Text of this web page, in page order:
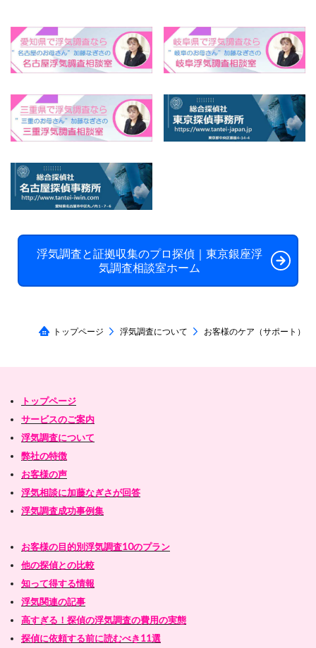
浮気調査と証拠収集のプロ探偵｜東京銀座浮
気調査相談室ホーム
トップページ 浮気調査について お客様のケア（サポート）
トップページ
サービスのご案内
浮気調査について
弊社の特徴
お客様の声
浮気相談に加藤なぎさが回答
浮気調査成功事例集
お客様の目的別浮気調査10のプラン
他の探偵との比較
知って得する情報
浮気関連の記事
高すぎる！探偵の浮気調査の費用の実態
探偵に依頼する前に読むべき11選